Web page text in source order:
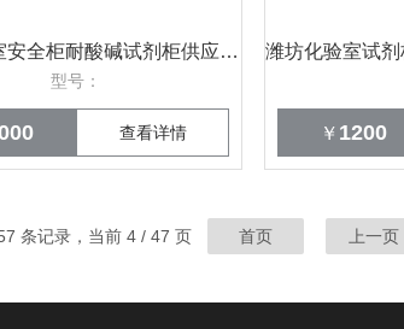
潍坊实验室安全柜耐酸碱试剂柜供应 盛翔
型号：
查看详情 ￥ 1200
条记录，当前 4 / 47 页 首页 上一页